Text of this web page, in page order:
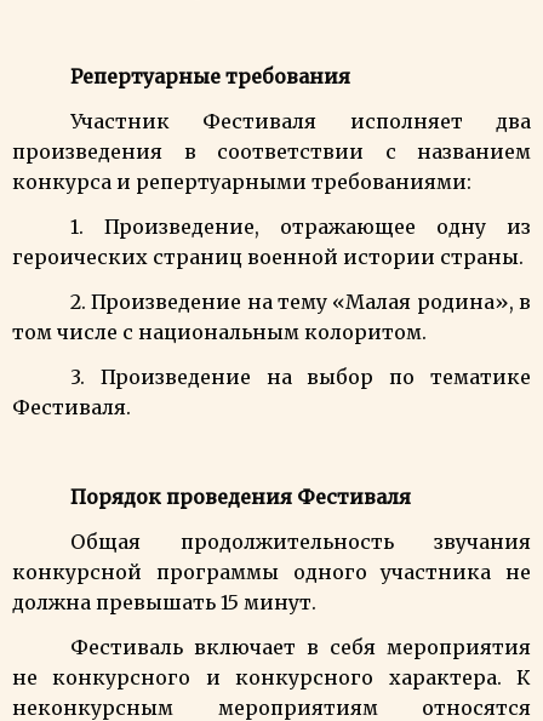
Репертуарные требования
Участник Фестиваля исполняет два
произведения в соответствии с названием
конкурса и репертуарными требованиями:
1. Произведение, отражающее одну из
героических страниц военной истории страны.
2. Произведение на тему «Малая родина», в
том числе с национальным колоритом.
3. Произведение на выбор по тематике
Фестиваля.
Порядок проведения Фестиваля
Общая продолжительность звучания
конкурсной программы одного участника не
должна превышать 15 минут.
Фестиваль включает в себя мероприятия
не конкурсного и конкурсного характера. К
неконкурсным мероприятиям относятся